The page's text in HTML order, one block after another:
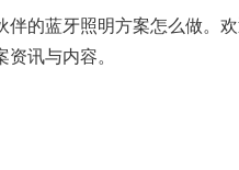
的蓝牙照明方案怎么做。
讯与内容。